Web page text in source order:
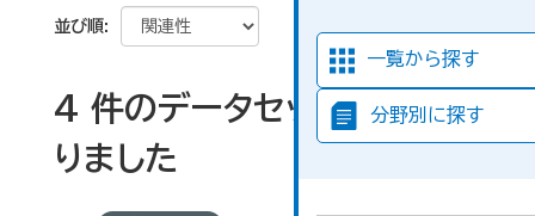
一覧から探す
分野別に探す
並び順
4 件のデータセットが見つか
りました